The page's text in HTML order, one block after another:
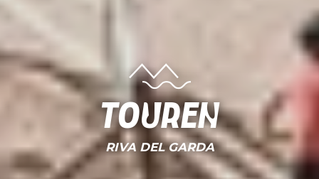
Touren
RIVA DEL GARDA